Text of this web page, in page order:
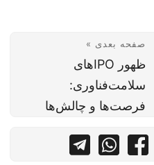
صفحه بعدی »
ظهور IPOهای
سلامت‌فناوری:
فرصت‌ها و چالش‌ها